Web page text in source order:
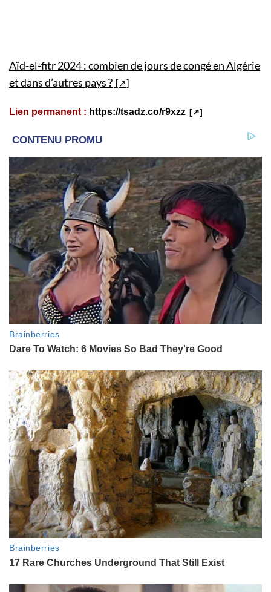
Aïd-el-fitr 2024 : combien de jours de congé en Algérie
et dans d’autres pays ?
Lien permanent : https://tsadz.co/r9xzz